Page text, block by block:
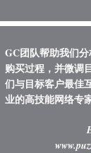
GC团队帮助我们
购买过程，并微调
们与目标客户最佳
业的高技能网络专